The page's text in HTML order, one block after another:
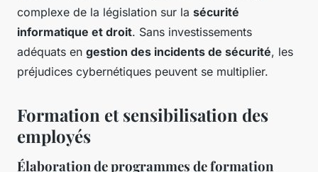
complexe de la législation sur la sécurité
informatique et droit. Sans investissements
adéquats en gestion des incidents de sécurité, les
préjudices cybernétiques peuvent se multiplier.
Formation et sensibilisation des
employés
Élaboration de programmes de formation